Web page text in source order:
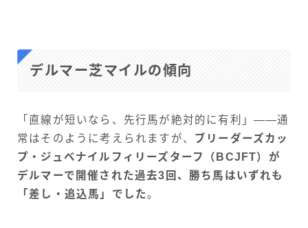
デルマー芝マイルの傾向
「直線が短いなら、先行馬が絶対的に有利」——通
常はそのように考えられますが、 ブリーダーズカッ
プ・ジュベナイルフィリーズターフ（BCJFT）が
デルマーで開催された過去3回、勝ち馬はいずれも
「差し・追込馬」でした。